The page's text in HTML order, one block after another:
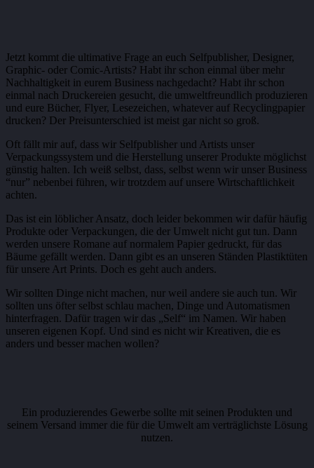
Jetzt kommt die ultimative Frage an euch Selfpublisher, Designer,
Graphic- oder Comic-Artists? Habt ihr schon einmal über mehr
Nachhaltigkeit in eurem Business nachgedacht? Habt ihr schon
einmal nach Druckereien gesucht, die umweltfreundlich produzieren
und eure Bücher, Flyer, Lesezeichen, whatever auf Recyclingpapier
drucken? Der Preisunterschied ist meist gar nicht so groß.
Oft fällt mir auf, dass wir Selfpublisher und Artists unser
Verpackungssystem und die Herstellung unserer Produkte möglichst
günstig halten. Ich weiß selbst, dass, selbst wenn wir unser Business
“nur” nebenbei führen, wir trotzdem auf unsere Wirtschaftlichkeit
achten.
Das ist ein löblicher Ansatz, doch leider bekommen wir dafür häufig
Produkte oder Verpackungen, die der Umwelt nicht gut tun. Dann
werden unsere Romane auf normalem Papier gedruckt, für das
Bäume gefällt werden. Dann gibt es an unseren Ständen Plastiktüten
für unsere Art Prints. Doch es geht auch anders.
Wir sollten Dinge nicht machen, nur weil andere sie auch tun. Wir
sollten uns öfter selbst schlau machen, Dinge und Automatismen
hinterfragen. Dafür tragen wir das „Self“ im Namen. Wir haben
unseren eigenen Kopf. Und sind es nicht wir Kreativen, die es
anders und besser machen wollen?
Ein produzierendes Gewerbe sollte mit seinen Produkten und
seinem Versand immer die für die Umwelt am verträglichste Lösung
nutzen.